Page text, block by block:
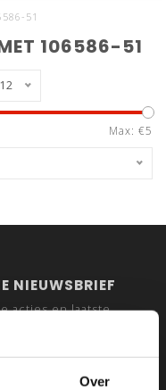
Over
51
106586-51
12
Max: €5
NIEUWSBRIEF
acties en laatste